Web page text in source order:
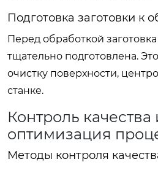
Подготовка заготовки к
Перед обработкой
тщательно подготовлена.
очистку поверхности,
станке.
Контроль качества
оптимизация
Методы контроля